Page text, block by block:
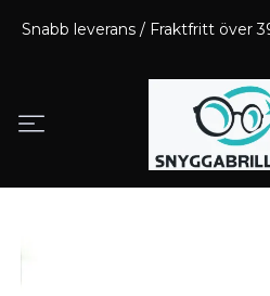
Snabb leverans / Fraktfritt över